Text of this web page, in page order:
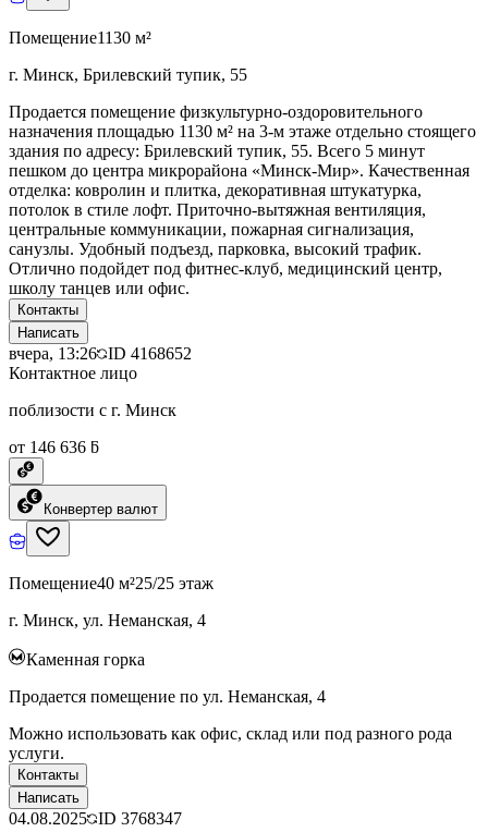
Помещение1130 м²
г. Минск, Брилевский тупик, 55
Продается помещение физкультурно-оздоровительного
назначения площадью 1130 м² на 3-м этаже отдельно стоящего
здания по адресу: Брилевский тупик, 55. Всего 5 минут
пешком до центра микрорайона «Минск-Мир». Качественная
отделка: ковролин и плитка, декоративная штукатурка,
потолок в стиле лофт. Приточно-вытяжная вентиляция,
центральные коммуникации, пожарная сигнализация,
санузлы. Удобный подъезд, парковка, высокий трафик.
Отлично подойдет под фитнес-клуб, медицинский центр,
школу танцев или офис.
Контакты
Написать
вчера, 13:26 ID 4168652
Контактное лицо
поблизости с г. Минск
от 146 636 ƃ
Конвертер валют
Помещение40 м²25/25 этаж
г. Минск, ул. Неманская, 4
Каменная горка
Продается помещение по ул. Неманская, 4
Можно использовать как офис, склад или под разного рода
услуги.
Контакты
Написать
04.08.2025 ID 3768347